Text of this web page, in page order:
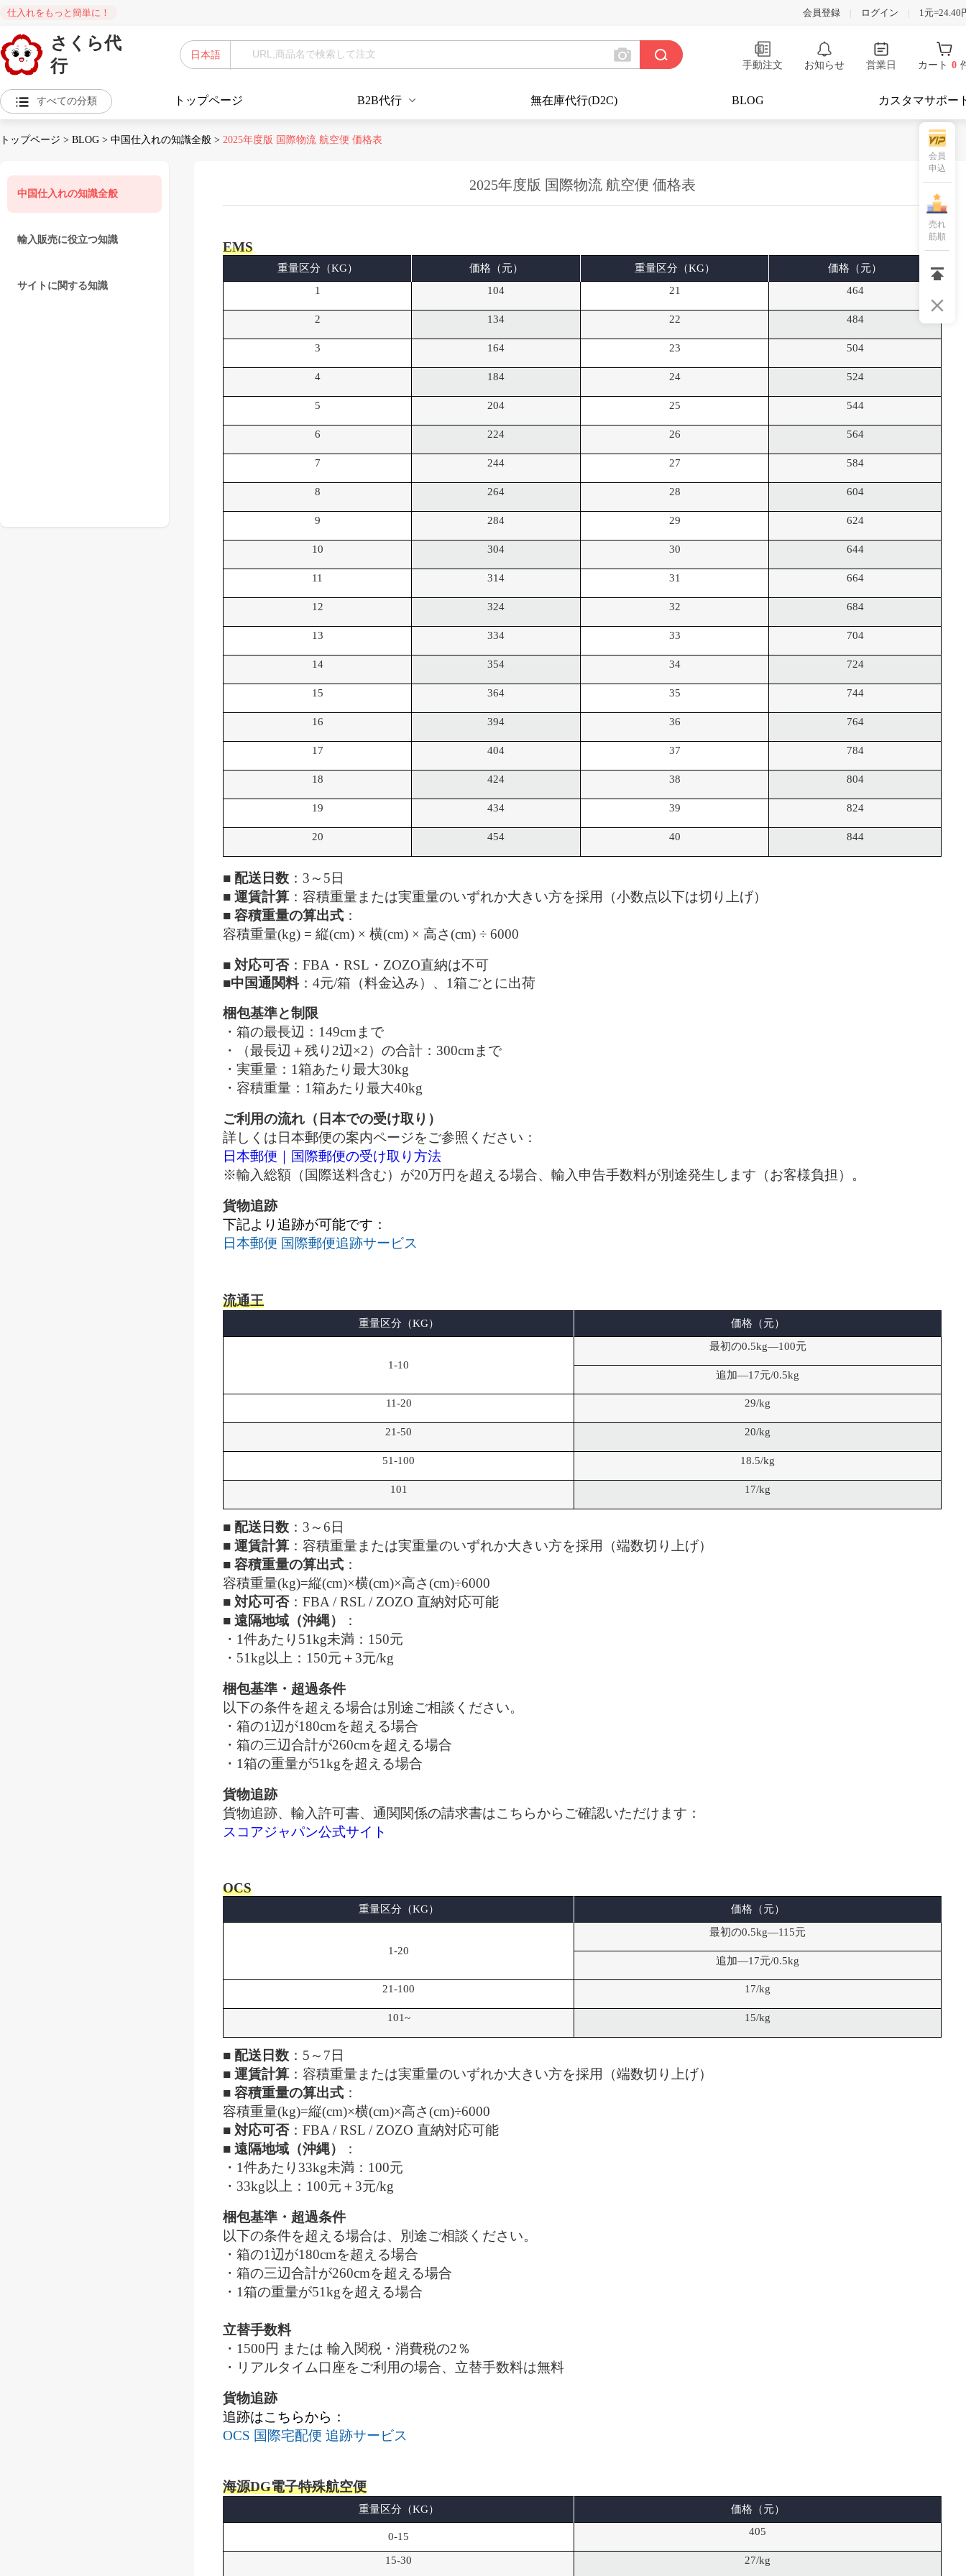
仕入れをもっと簡単に！ 会員登録 | ログイン | 1元=24.40
さくら代
行
日本語
手動注文
お知らせ 営業日 カート 0
すべての分類 トップページ B2B代行 無在庫代行(D2C) BLOG カスタマサポー
トップページ > BLOG > 中国仕入れの知識全般 > 2025年度版 国際物流 航空便 価格表
中国仕入れの知識全般
輸入販売に役立つ知識
サイトに関する知識
2025年度版 国際物流 航空便 価格表
EMS
重量区分（KG） 価格（元） 重量区分（KG）
価格（元）
1
104 21 464
2 134 22 484
3 164 23 504
4 184 24 524
5 204 25 544
6 224 26 564
7 244 27 584
8 264 28 604
9 284 29 624
10 304 30 644
11 314 31 664
12 324 32 684
13 334 33 704
14 354 34 724
15 364 35 744
16 394 36 764
17 404 37 784
18 424 38 804
19 434 39 824
20 454 40 844
■ 配送日数 ：3～5日
■ 運賃計算 ：容積重量または実重量のいずれか大きい方を採用（小数点以下は切り上げ）
■ 容積重量の算出式 ：
容積重量(kg) = 縦(cm) × 横(cm) × 高さ(cm) ÷ 6000
■ 対応可否：FBA・RSL・ZOZO直納は不可
■中国通関料：4元/箱（料金込み）、1箱ごとに出荷
梱包基準と制限
・箱の最長辺：149cmまで
・（最長辺＋残り2辺×2）の合計：300cmまで
・実重量：1箱あたり最大30kg
・容積重量：1箱あたり最大40kg
ご利用の流れ（日本での受け取り）
詳しくは日本郵便の案内ページをご参照ください：
日本郵便｜国際郵便の受け取り方法
※輸入総額（国際送料含む）が20万円を超える場合、輸入申告手数料が別途発生します（お客様負担）。
貨物追跡
下記より追跡が可能です：
日本郵便 国際郵便追跡サービス
流通王
重量区分（KG） 価格（元）
1-10
最初の0.5kg—100元
追加—17元/0.5kg
11-20 29/kg
21-50 20/kg
51-100 18.5/kg
101 17/kg
■ 配送日数 ：3～6日
■ 運賃計算 ：容積重量または実重量のいずれか大きい方を採用（端数切り上げ）
■ 容積重量の算出式 ：
容積重量(kg)=縦(cm)×横(cm)×高さ(cm)÷6000
■ 対応可否：FBA / RSL / ZOZO 直納対応可能
■ 遠隔地域（沖縄）
：
・1件あたり51kg未満：150元
・51kg以上：150元＋3元/kg
梱包基準・超過条件
以下の条件を超える場合は別途ご相談ください。
・箱の1辺が180cmを超える場合
・箱の三辺合計が260cmを超える場合
・1箱の重量が51kgを超える場合
貨物追跡
貨物追跡、輸入許可書、通関関係の請求書はこちらからご確認いただけます：
スコアジャパン公式サイト
OCS
重量区分（KG） 価格（元）
1-20
最初の0.5kg—115元
追加—17元/0.5kg
21-100 17/kg
101~ 15/kg
■ 配送日数 ：5～7日
■ 運賃計算 ：容積重量または実重量のいずれか大きい方を採用（端数切り上げ）
■ 容積重量の算出式 ：
容積重量(kg)=縦(cm)×横(cm)×高さ(cm)÷6000
■ 対応可否：FBA / RSL / ZOZO 直納対応可能
■ 遠隔地域（沖縄）
：
・1件あたり33kg未満：100元
・33kg以上：100元＋3元/kg
梱包基準・超過条件
以下の条件を超える場合は、別途ご相談ください。
・箱の1辺が180cmを超える場合
・箱の三辺合計が260cmを超える場合
・1箱の重量が51kgを超える場合
立替手数料
・1500円 または 輸入関税・消費税の2％
・リアルタイム口座をご利用の場合、立替手数料は無料
貨物追跡
追跡はこちらから：
OCS 国際宅配便 追跡サービス
海源DG電子特殊航空便
重量区分（KG） 価格（元）
0-15 405
15-30 27/kg
会員
申込
売れ
筋順